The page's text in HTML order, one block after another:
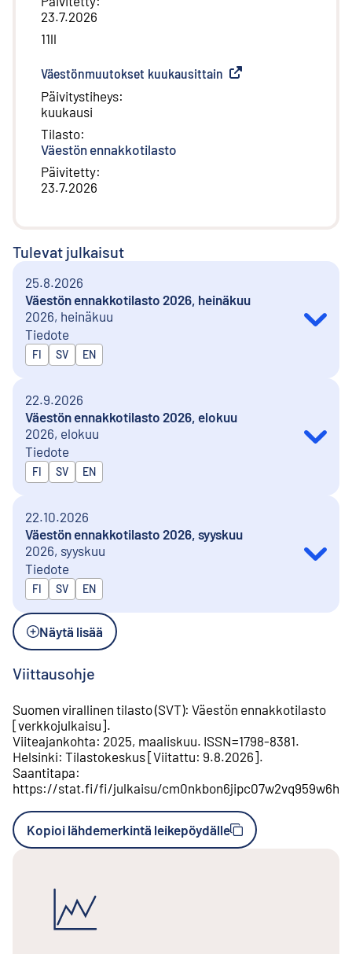
23.7.2026
11ll
Väestönmuutokset kuukausittain Ulkoinen linkki
Päivitystiheys:
kuukausi
Tilasto:
Väestön ennakkotilasto
Päivitetty:
23.7.2026
Tulevat julkaisut
25.8.2026
Väestön ennakkotilasto 2026, heinäkuu
2026, heinäkuu
Tiedote
Julkaistaan kielillä
FI SV EN
22.9.2026
Väestön ennakkotilasto 2026, elokuu
2026, elokuu
Tiedote
Julkaistaan kielillä
FI SV EN
22.10.2026
Väestön ennakkotilasto 2026, syyskuu
2026, syyskuu
Tiedote
Julkaistaan kielillä
FI SV EN
Näytä lisää
Viittausohje
Suomen virallinen tilasto (SVT): Väestön ennakkotilasto
[verkkojulkaisu].
Viiteajankohta: 2025, maaliskuu. ISSN=1798-8381.
Helsinki: Tilastokeskus[Viitattu: 9.8.2026].
Saantitapa:
https://stat.fi/fi/julkaisu/cm0nkbon6jipc07w2vq959w6h
Kopioi lähdemerkintä leikepöydälle